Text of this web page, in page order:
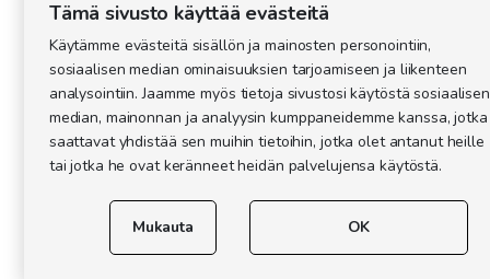
Mehiläistarvikkeet
Ajankohtaista & tietopaketit tarhaajalle
Tämä sivusto käyttää evästeitä
Käytämme evästeitä sisällön ja mainosten personointiin,
sosiaalisen median ominaisuuksien tarjoamiseen ja liikenteen
analysointiin. Jaamme myös tietoja sivustosi käytöstä sosiaalisen
median, mainonnan ja analyysin kumppaneidemme kanssa, jotka
saattavat yhdistää sen muihin tietoihin, jotka olet antanut heille
tai jotka he ovat keränneet heidän palvelujensa käytöstä.
Mukauta OK